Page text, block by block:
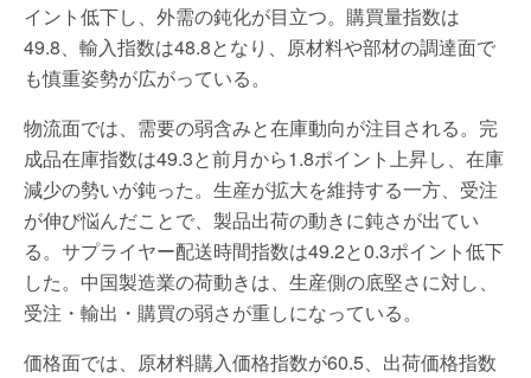
イント低下し、外需の鈍化が目立つ。購買量指数は
49.8、輸入指数は48.8となり、原材料や部材の調達面で
も慎重姿勢が広がっている。
物流面では、需要の弱含みと在庫動向が注目される。完
成品在庫指数は49.3と前月から1.8ポイント上昇し、在庫
減少の勢いが鈍った。生産が拡大を維持する一方、受注
が伸び悩んだことで、製品出荷の動きに鈍さが出てい
る。サプライヤー配送時間指数は49.2と0.3ポイント低下
した。中国製造業の荷動きは、生産側の底堅さに対し、
受注・輸出・購買の弱さが重しになっている。
価格面では、原材料購入価格指数が60.5、出荷価格指数